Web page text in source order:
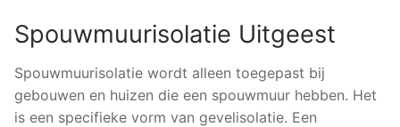
Spouwmuurisolatie Uitgeest
Spouwmuurisolatie wordt alleen toegepast bij
gebouwen en huizen die een spouwmuur hebben. Het
is een specifieke vorm van gevelisolatie. Een